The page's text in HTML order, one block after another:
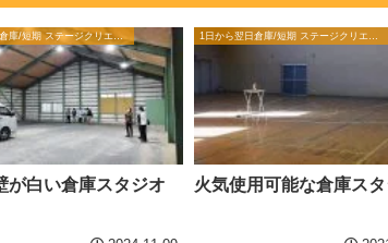
1日から翌日倉庫/短期 ステージクリエイターブログ
が白い倉庫スタジオ 火気使用可能な倉庫ス